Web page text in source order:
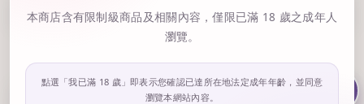
本商店含有限制級商品及相關內容，僅限已滿 18 歲之成年人
瀏覽。
點選「我已滿 18 歲」即表示您確認已達所在地法定成年年齡，並同意
瀏覽本網站內容。
排列方式 :